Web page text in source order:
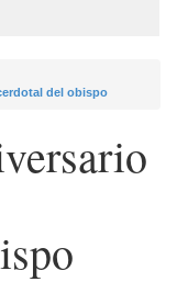
del obispo